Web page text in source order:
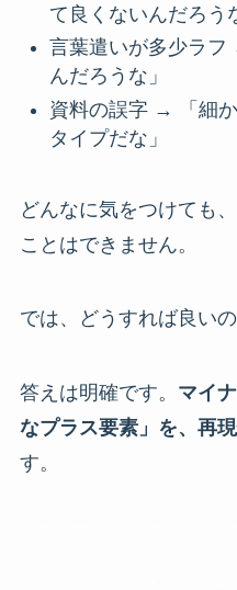
て良くないんだろう
言葉遣いが多少ラ
んだろうな」
資料の誤字 → 「細
タイプだな」
どんなに気をつけても
ことはできません。
では、どうすれば良い
答えは明確です。 マイ
なプラス要素」を、再
す。